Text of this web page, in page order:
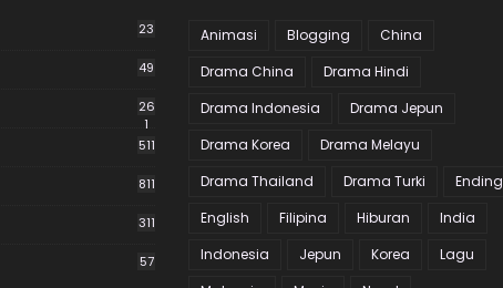
23
49
26
1
511
811
311
57
Animasi Blogging
China
Drama China
Drama Hindi
Drama Indonesia
Drama Jepun
Drama Korea
Drama Melayu
Drama Thailand
Drama Turki
Ending
English
Filipina Hiburan
India
Indonesia
Jepun Korea
Lagu